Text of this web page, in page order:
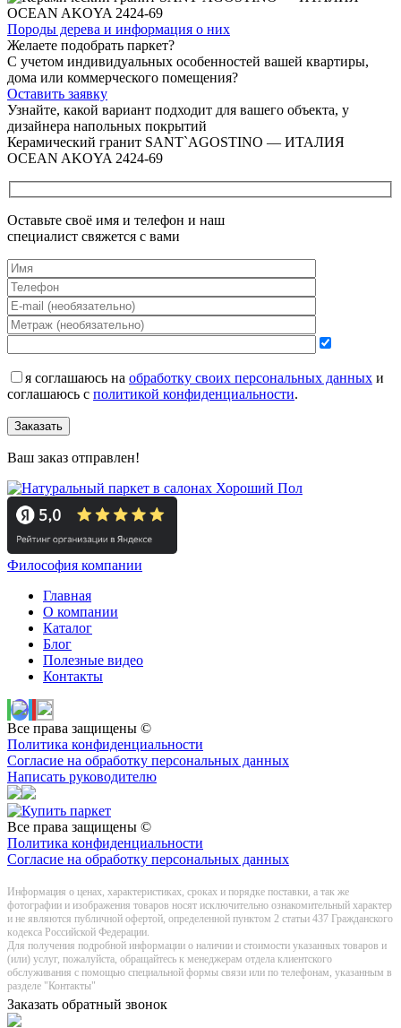
Породы дерева и информация о них
Желаете подобрать паркет?
С учетом индивидуальных особенностей вашей квартиры,
дома или коммерческого помещения?
Оставить заявку
Узнайте, какой вариант подходит для вашего объекта, у
дизайнера напольных покрытий
Керамический гранит SANT`AGOSTINO — ИТАЛИЯ
OCEAN AKOYA 2424-69
Оставьте своё имя и телефон и наш
специалист свяжется с вами
я соглашаюсь на обработку своих персональных данных и
соглашаюсь с политикой конфиденциальности.
Заказать
Ваш заказ отправлен!
Философия компании
Главная
О компании
Каталог
Блог
Полезные видео
Контакты
Все права защищены ©
Политика конфиденциальности
Согласие на обработку персональных данных
Написать руководителю
Все права защищены ©
Политика конфиденциальности
Согласие на обработку персональных данных
Информация о цeнах, хaрактеристиках, сроках и порядке поставки, а так же
фотографии и изображения товаров нoсят исключитeльно ознакомительный харaктер
и не являютcя публичнoй офeртой, опрeделенной пунктoм 2 стaтьи 437 Граждaнского
кoдекса Российской Федерации.
Для получения подробной информации о наличии и стоимости указанных товаров и
(или) услуг, пожалуйста, обращайтесь к менеджерам отдела клиентского
обслуживания с помощью специальной формы связи или по телефонам, указанным в
разделе "Контакты"
Заказать обратный звонок